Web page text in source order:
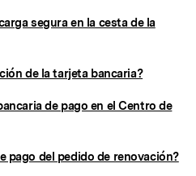
segura en la cesta de la
de la tarjeta bancaria?
de pago en el Centro de
pago del pedido de renovación?